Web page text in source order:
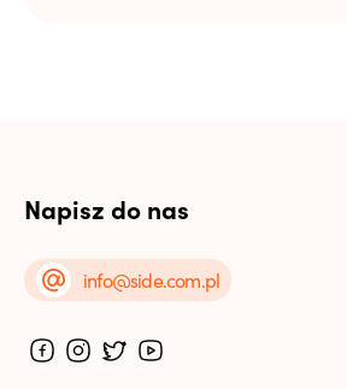
Napisz do nas
info@side.com.pl